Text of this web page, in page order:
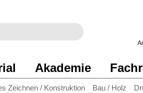
Zeichnen / Konstruktion Bau / Holz
Akademie